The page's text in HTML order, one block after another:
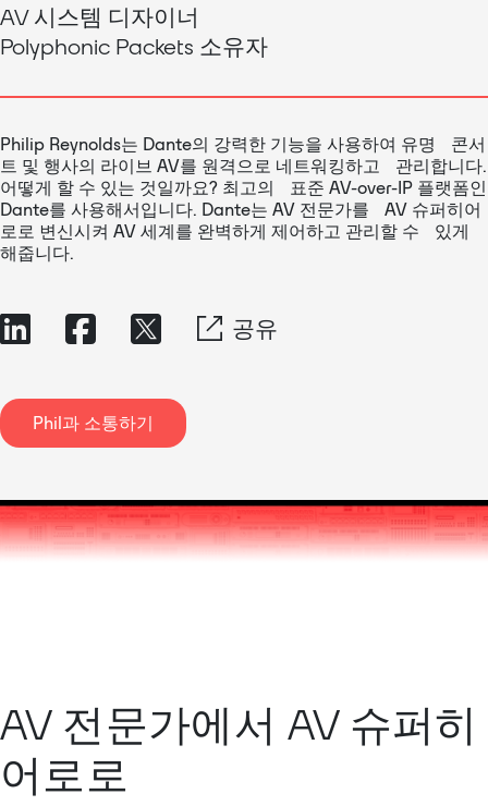
AV 시스템 디자이너
Polyphonic Packets 소유자
Philip Reynolds는 Dante의 강력한 기능을 사용하여 유명 콘서
트 및 행사의 라이브 AV를 원격으로 네트워킹하고 관리합니다.
어떻게 할 수 있는 것일까요? 최고의 표준 AV-over-IP 플랫폼인
Dante를 사용해서입니다. Dante는 AV 전문가를 AV 슈퍼히어
로로 변신시켜 AV 세계를 완벽하게 제어하고 관리할 수 있게
해줍니다.
공유
Phil과 소통하기
AV 전문가에서 AV 슈퍼히
어로로